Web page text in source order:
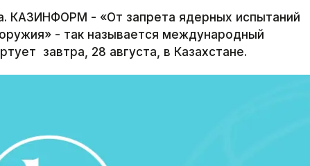
КАЗИНФОРМ - «От запрета ядерных испытаний
- так называется международный
завтра, 28 августа, в Казахстане.